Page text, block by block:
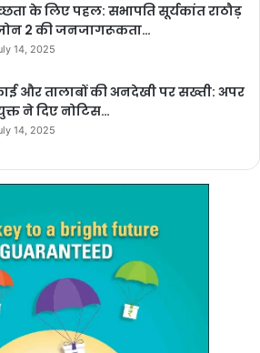
के लिए पहल: सभापति सूर्यकांत राठौड़
2 की जनजागरूकता…
14, 2025
और तालाबों की अनदेखी पर सख्ती: अपर
ने दिए नोटिस…
14, 2025